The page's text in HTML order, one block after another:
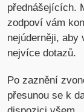
přednášejících.
zodpoví vám
nejúderněji, aby
nejvíce dotazů.
Po zaznění
přesunou se k